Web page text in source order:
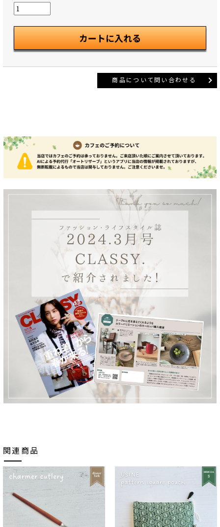
商品について問い合わせる
関連商品